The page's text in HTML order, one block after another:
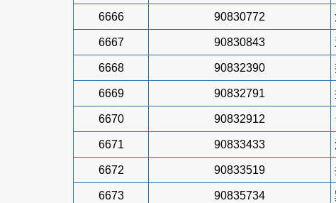
6666 90830772
6667 90830843
6668 90832390
6669 90832791
6670 90832912
6671 90833433
6672 90833519
6673 90835734